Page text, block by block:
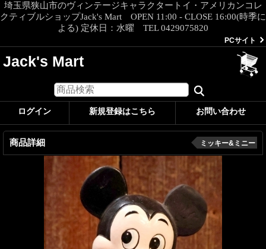
埼玉県狭山市のヴィンテージキャラクタートイ・アメリカンコレ
クティブルショップJack's Mart OPEN 11:00 - CLOSE 16:00(時季に
よる) 定休日：水曜 TEL 0429075820
PCサイト
Jack's Mart
ログイン 新規登録はこちら お問い合わせ
商品詳細 ミッキー&ミニー